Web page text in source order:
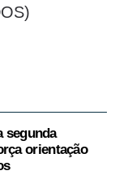
segunda
orientação